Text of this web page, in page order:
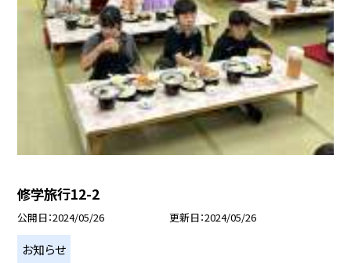
修学旅行12-2
公開日 2024/05/26 更新日 2024/05/26
お知らせ